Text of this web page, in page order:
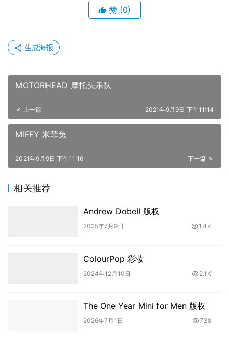
赞 (0)
生成海报
MOTORHEAD 摩托头乐队
上一篇 2021年9月9日 下午11:14
MIFFY 米菲兔
下一篇
2021年9月9日 下午11:16
相关推荐
Andrew Dobell 版权
2025年7月9日 1.4K
ColourPop 彩妆
2024年12月10日 2.1K
The One Year Mini for Men 版权
2026年7月1日 738